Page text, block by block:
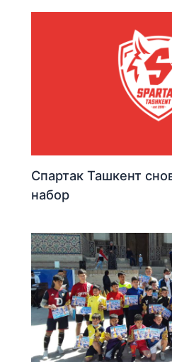
Спартак Ташкент
набор